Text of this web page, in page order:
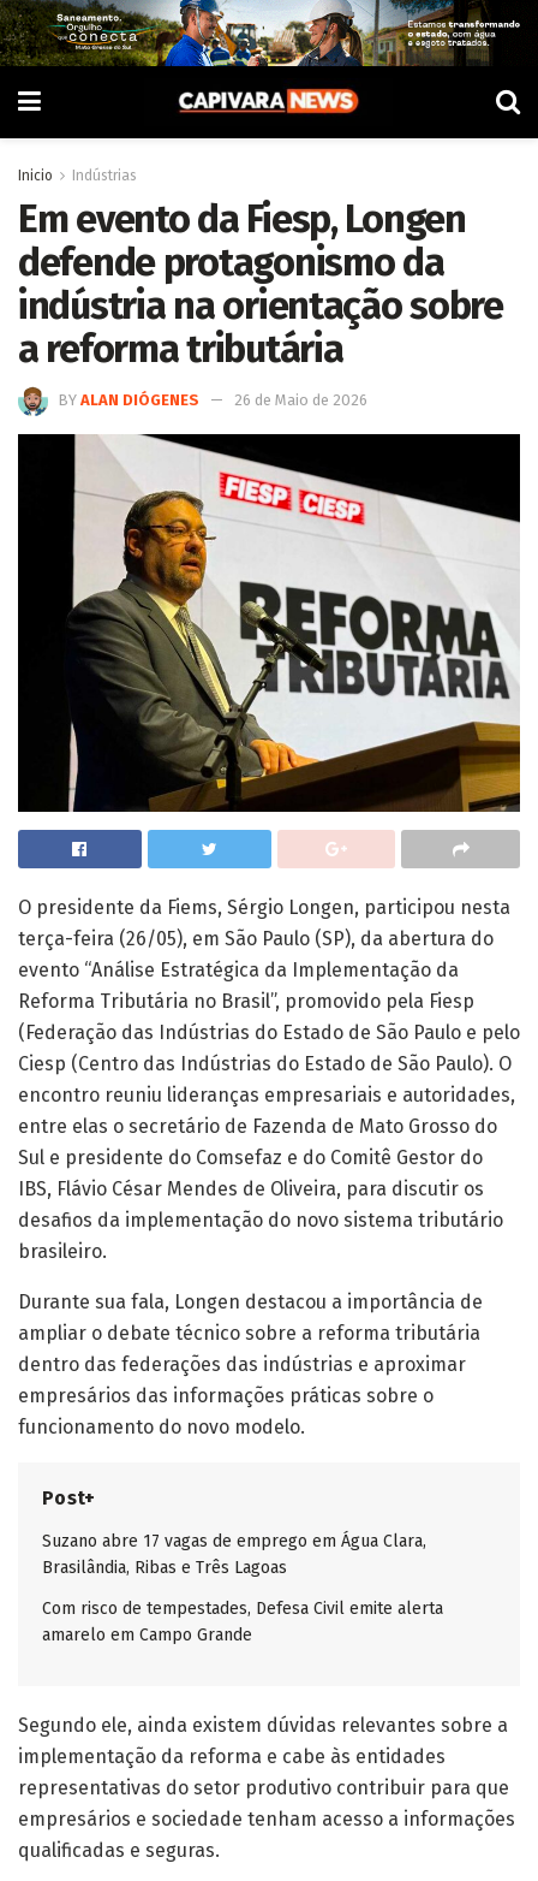
Inicio Indústrias
Em evento da Fiesp, Longen
defende protagonismo da
indústria na orientação sobre
a reforma tributária
BY ALAN DIÓGENES 26 de Maio de 2026
O presidente da Fiems, Sérgio Longen, participou nesta
terça-feira (26/05), em São Paulo (SP), da abertura do
evento “Análise Estratégica da Implementação da
Reforma Tributária no Brasil”, promovido pela Fiesp
(Federação das Indústrias do Estado de São Paulo e pelo
Ciesp (Centro das Indústrias do Estado de São Paulo). O
encontro reuniu lideranças empresariais e autoridades,
entre elas o secretário de Fazenda de Mato Grosso do
Sul e presidente do Comsefaz e do Comitê Gestor do
IBS, Flávio César Mendes de Oliveira, para discutir os
desafios da implementação do novo sistema tributário
brasileiro.
Durante sua fala, Longen destacou a importância de
ampliar o debate técnico sobre a reforma tributária
dentro das federações das indústrias e aproximar
empresários das informações práticas sobre o
funcionamento do novo modelo.
Post+
Suzano abre 17 vagas de emprego em Água Clara,
Brasilândia, Ribas e Três Lagoas
Com risco de tempestades, Defesa Civil emite alerta
amarelo em Campo Grande
Segundo ele, ainda existem dúvidas relevantes sobre a
implementação da reforma e cabe às entidades
representativas do setor produtivo contribuir para que
empresários e sociedade tenham acesso a informações
qualificadas e seguras.